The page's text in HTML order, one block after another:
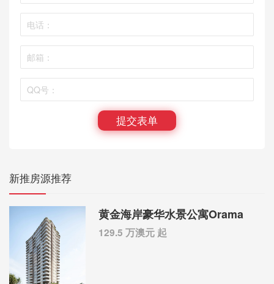
提交表单
新推房源推荐
黄金海岸豪华水景公寓Orama
129.5 万澳元 起